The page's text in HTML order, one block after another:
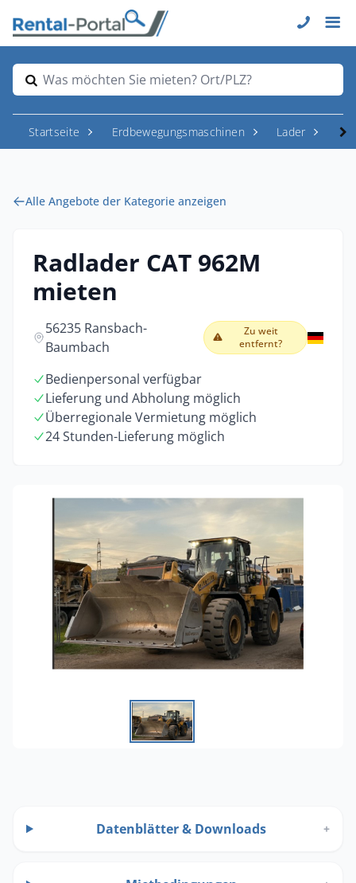
Was möchten Sie mieten? Ort/PLZ?
Startseite Erdbewegungsmaschinen Lader
Alle Angebote der Kategorie anzeigen
Radlader CAT 962M
mieten
56235 Ransbach-
Baumbach
Zu weit
entfernt?
Bedienpersonal verfügbar
Lieferung und Abholung möglich
Überregionale Vermietung möglich
24 Stunden-Lieferung möglich
Datenblätter & Downloads +